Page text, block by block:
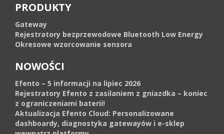
PRODUKTY
Gateway
Rejestratory bezprzewodowe Bluetooth Low Energy
Okresowe wzorcowanie sensora
NOWOŚCI
Efento – 5 informacji na lipiec 2026
Rejestratory Efento z zasilaniem z gniazdka – koniec
z ograniczeniami baterii!
Aktualizacja Efento Cloud: Personalizowane
dashboardy, diagnostyka gatewayów i e-sklep